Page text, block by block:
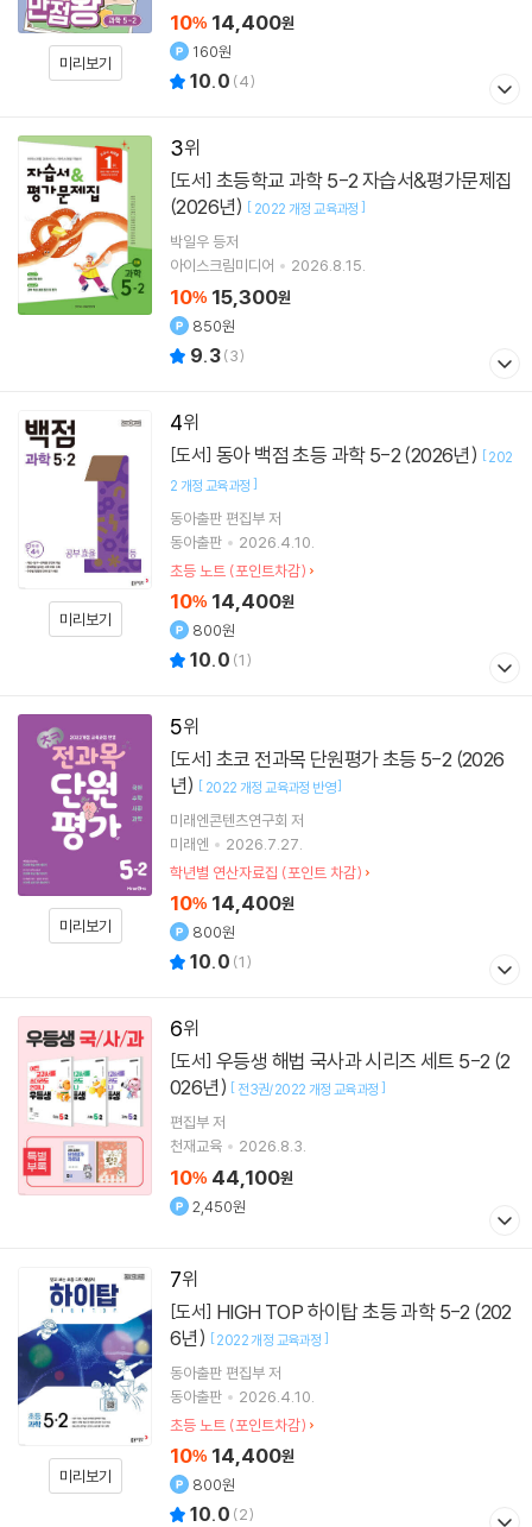
미리보기
10% 14,400원
160원
10.0 (4)
3
[도서]
(2026년) [ 2022 개정 교육과정 ]
박일우 등저
아이스크림미디어
2026.8.15.
10% 15,300원
850원
9.3(3)
4
미리보기
[도서] 동아 백점 초등 과학 5-2 (2026년) [202
2 개정 교육과정 ]
동아출판 편집부저
동아출판
2026.4.10.
초등 노트 (포인트차감)
10% 14,400원
800원
10.0 (1)
5
미리보기
[도서]
년) [ 2022 개정 교육과정 반영]
미래엔콘텐츠연구회 저
미래엔
2026.7.27.
학년별 연산자료집 (포인트 차감)
10% 14,400원
800원
10.0 (1)
6
[도서]
026년) [ 전3권/2022 개정 교육과정 ]
편집부 저
천재교육
2026.8.3.
10% 44,100원
2,450원
7
미리보기
[도서]
6년) [2022 개정 교육과정 ]
동아출판 편집부저
동아출판
2026.4.10.
초등 노트 (포인트차감)
10% 14,400원
800원
10.0 (2)